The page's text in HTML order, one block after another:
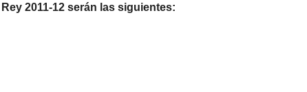
2011-12 serán las siguientes: